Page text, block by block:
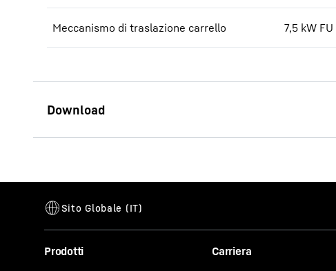
Meccanismo di traslazione carrello 7,5 kW FU
Prodotti Carriera